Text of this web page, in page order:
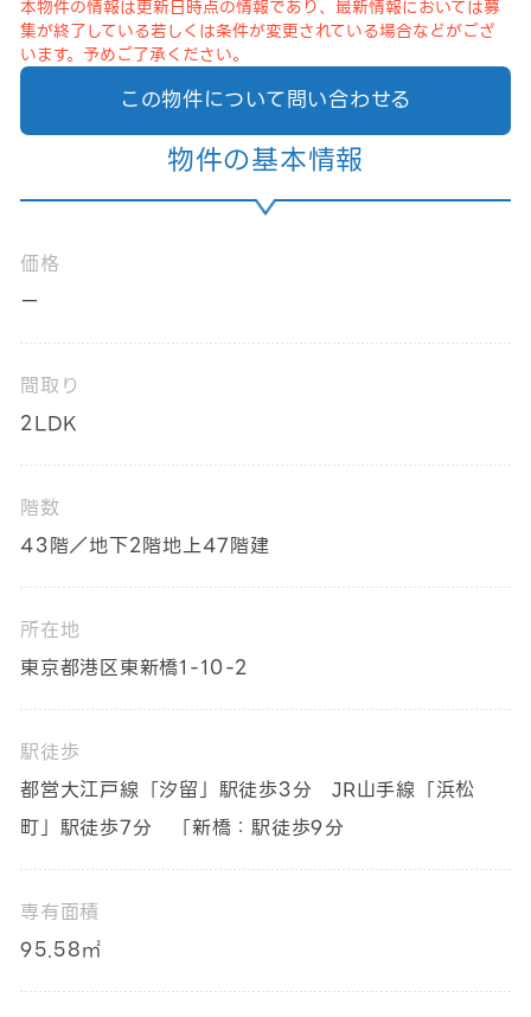
本物件の情報は更新日時点の情報であり、最新情報においては募
集が終了している若しくは条件が変更されている場合などがござ
います。予めご了承ください。
この物件について問い合わせる
物件の基本情報
価格
ー
間取り
2LDK
階数
43階／地下2階地上47階建
所在地
東京都港区東新橋1-10-2
駅徒歩
都営大江戸線「汐留」駅徒歩3分 JR山手線「浜松
町」駅徒歩7分 「新橋：駅徒歩9分
専有面積
95.58㎡